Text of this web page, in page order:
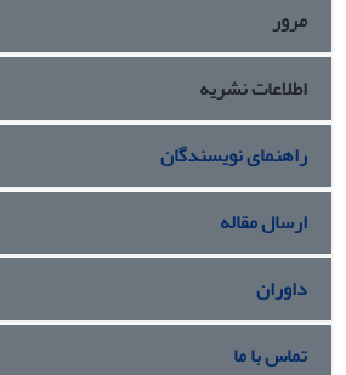
مرور
اطلاعات نشریه
راهنمای نویسندگان
ارسال مقاله
داوران
تماس با ما